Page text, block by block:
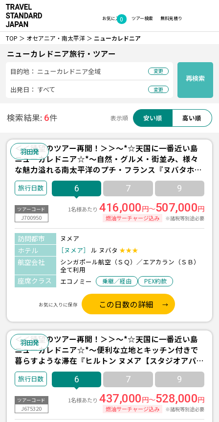
お気に入り
0 無料見積り
ツアー検索
TOP オセアニア・南太平洋 ニューカレドニア
ニューカレドニア旅行・ツアー
再検索
目的地： ニューカレドニア全域 変更
出発日： すべて 変更
検索結果: 6件 表示順 安い順 高い順
羽田発
＜＜待望のツアー再開！＞＞～*☆天国に一番近い島
ニューカレドニア☆*～自然・グルメ・街並み、様々
な魅力溢れる南太平洋のプチ・フランス『ヌバタホテ
ル【朝食付】』宿泊 3泊6日間 【羽田発着/シンガポー
ル航空＆エアカラン利用】
6 7 9
ツアーコード
J700950
1名様あたり 416,000円～507,000円
燃油サーチャージ込み ※諸税等別途必要
訪問都市 ヌメア
ホテル ［ヌメア］ ル ヌバタ ★★★
航空会社
シンガポール航空（ＳＱ）／エアカラン（ＳＢ）
全て利用
座席クラス エコノミー 乗継／経由 PEX約款
お気に入りに保存 この日数の詳細
羽田発
＜＜待望のツアー再開！＞＞～*☆天国に一番近い島
ニューカレドニア☆*～便利な立地とキッチン付きで
暮らすような滞在『ヒルトン ヌメア【スタジオアパー
トメント】』宿泊 3泊6日間 【羽田発着/シンガポール
航空＆エアカラン利用】
6 7 9
ツアーコード
J675320
1名様あたり 437,000円～528,000円
燃油サーチャージ込み ※諸税等別途必要